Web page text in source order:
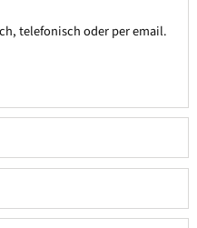
telefonisch oder per email.